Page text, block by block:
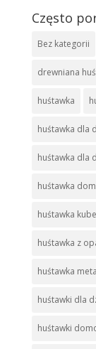
Często
Bez kategorii
drewniana
huśtawka
huśtawka dla
huśtawka dla
huśtawka
huśtawka
huśtawka z
huśtawka
huśtawki dla
huśtawki